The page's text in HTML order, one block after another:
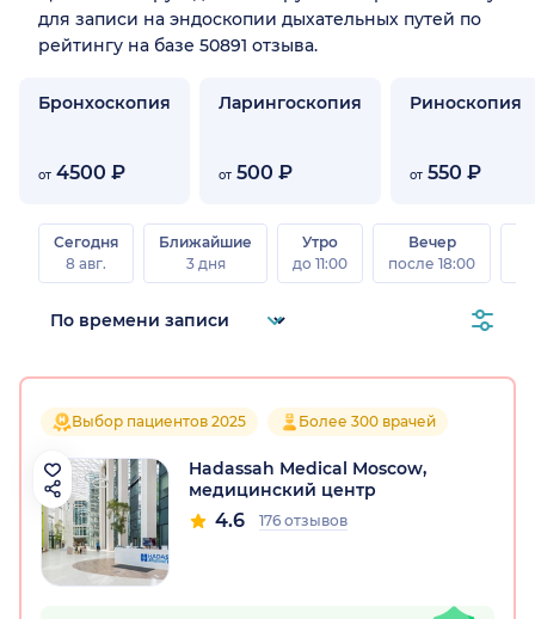
для записи на эндоскопии дыхательных путей по
рейтингу на базе 50891 отзыва.
Бронхоскопия
от 4500 ₽
Ларингоскопия
от 500 ₽
Риноскопия
от 550 ₽
Сегодня
8 авг.
Ближайшие
3 дня
Утро
до 11:00
Вечер
после 18:00
Выбор пациентов 2025 Более 300 врачей
Hadassah Medical Moscow,
медицинский центр
4.6 176 отзывов